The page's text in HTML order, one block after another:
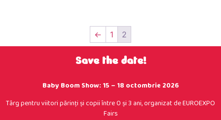
← 1 2
Save the date!
Baby Boom Show: 15 – 18 octombrie 2026
Târg pentru viitori părinţi şi copii între 0 şi 3 ani, organizat de EUROEXPO
Fairs